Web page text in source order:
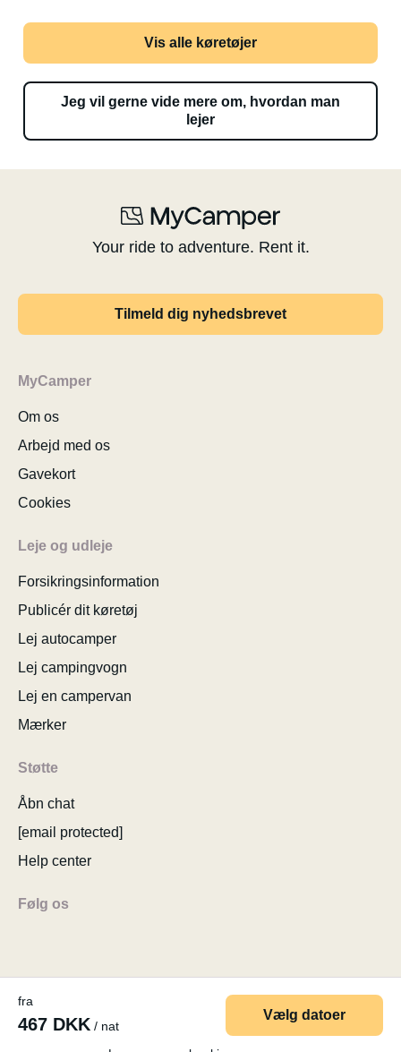
fra
467 DKK / nat
Vælg datoer
Vis alle køretøjer
Jeg vil gerne vide mere om, hvordan man
lejer
Your ride to adventure. Rent it.
Tilmeld dig nyhedsbrevet
MyCamper
Om os
Arbejd med os
Gavekort
Cookies
Leje og udleje
Forsikringsinformation
Publicér dit køretøj
Lej autocamper
Lej campingvogn
Lej en campervan
Mærker
Støtte
Åbn chat
[email protected]
Help center
Følg os
© 2026 MyCamper AG
Generelle brugervilkår
Personlige oplysninger
Virksomhedsoplysninger